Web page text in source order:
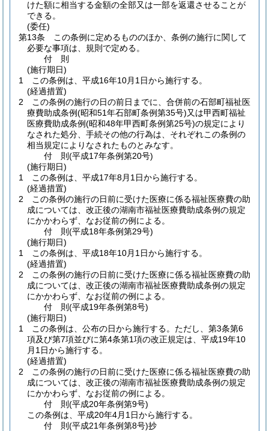
けた額に相当する金額の全部又は一部を返還させることが
できる。
(委任)
第13条
この条例に定めるもののほか、条例の施行に関して
必要な事項は、規則で定める。
付 則
(施行期日)
1
この条例は、平成16年10月1日から施行する。
(経過措置)
2
この条例の施行の日の前日までに、合併前の石部町福祉医
療費助成条例(昭和51年石部町条例第35号)又は甲西町福祉
医療費助成条例(昭和48年甲西町条例第25号)の規定により
なされた処分、手続その他の行為は、それぞれこの条例の
相当規定によりなされたものとみなす。
付 則(平成17年条例第20号)
(施行期日)
1
この条例は、平成17年8月1日から施行する。
(経過措置)
2
この条例の施行の日前に受けた医療に係る福祉医療費の助
成については、改正後の湖南市福祉医療費助成条例の規定
にかかわらず、なお従前の例による。
付 則(平成18年条例第29号)
(施行期日)
1
この条例は、平成18年10月1日から施行する。
(経過措置)
2
この条例の施行の日前に受けた医療に係る福祉医療費の助
成については、改正後の湖南市福祉医療費助成条例の規定
にかかわらず、なお従前の例による。
付 則(平成19年条例第8号)
(施行期日)
1
この条例は、公布の日から施行する。 ただし、第3条第6
項及び第7項並びに第4条第1項の改正規定は、平成19年10
月1日から施行する。
(経過措置)
2
この条例の施行の日前に受けた医療に係る福祉医療費の助
成については、改正後の湖南市福祉医療費助成条例の規定
にかかわらず、なお従前の例による。
付 則(平成20年条例第9号)
この条例は、平成20年4月1日から施行する。
付 則(平成21年条例第8号)抄